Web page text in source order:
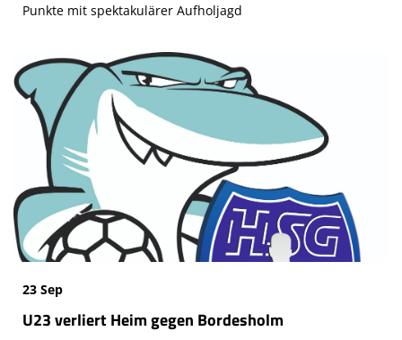
Punkte mit spektakulärer Aufholjagd
23 Sep
U23 verliert Heim gegen Bordesholm